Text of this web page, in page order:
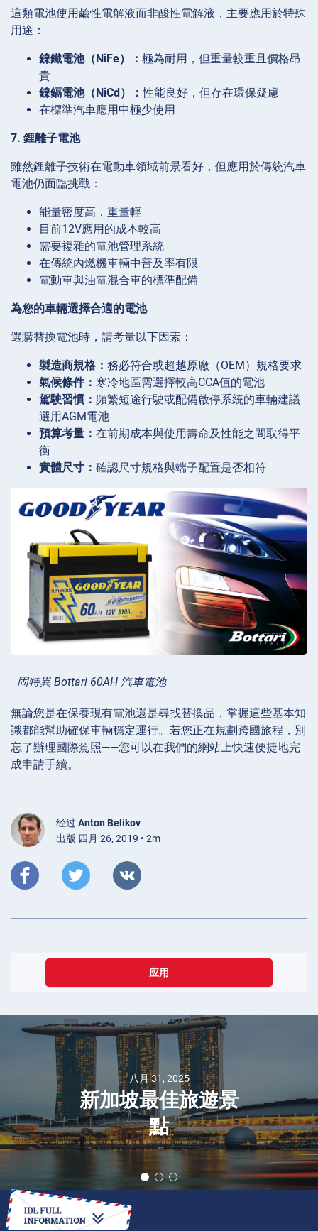
這類電池使用鹼性電解液而非酸性電解液，主要應用於特殊
用途：
鎳鐵電池（NiFe）： 極為耐用，但重量較重且價格昂
貴
鎳鎘電池（NiCd）：性能良好，但存在環保疑慮
在標準汽車應用中極少使用
7. 鋰離子電池
雖然鋰離子技術在電動車領域前景看好，但應用於傳統汽車
電池仍面臨挑戰：
能量密度高，重量輕
目前12V應用的成本較高
需要複雜的電池管理系統
在傳統內燃機車輛中普及率有限
電動車與油電混合車的標準配備
為您的車輛選擇合適的電池
選購替換電池時，請考量以下因素：
製造商規格： 務必符合或超越原廠（OEM）規格要求
氣候條件： 寒冷地區需選擇較高CCA值的電池
駕駛習慣： 頻繁短途行駛或配備啟停系統的車輛建議
選用AGM電池
預算考量： 在前期成本與使用壽命及性能之間取得平
衡
實體尺寸： 確認尺寸規格與端子配置是否相符
固特異 Bottari 60AH 汽車電池
無論您是在保養現有電池還是尋找替換品，掌握這些基本知
識都能幫助確保車輛穩定運行。若您正在規劃跨國旅程，別
忘了辦理國際駕照——您可以在我們的網站上快速便捷地完
成申請手續。
经过 Anton Belikov
出版 四月 26, 2019 • 2m
应用
八月 31, 2025
新加坡最佳旅遊景
點
如何